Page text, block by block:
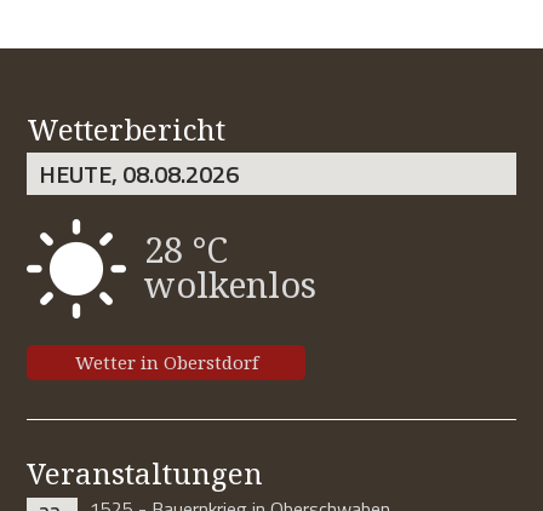
Wetterbericht
HEUTE, 08.08.2026
28 °C
wolkenlos
Wetter in Oberstdorf
Veranstaltungen